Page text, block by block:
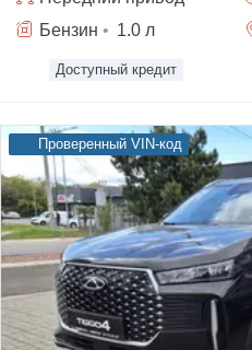
Бензин • 1.0 л
Доступный кредит
Проверенный VIN-код